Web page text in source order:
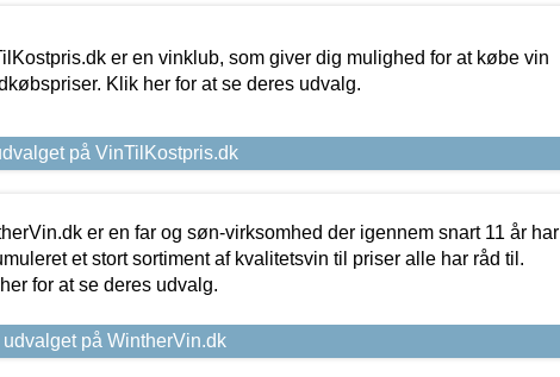
er en vinklub, som giver dig mulighed for at købe vin
Klik her for at se deres udvalg.
på VinTilKostpris.dk
er en far og søn-virksomhed der igennem snart 11 år har
et stort sortiment af kvalitetsvin til priser alle har råd til.
for at se deres udvalg.
udvalget på WintherVin.dk